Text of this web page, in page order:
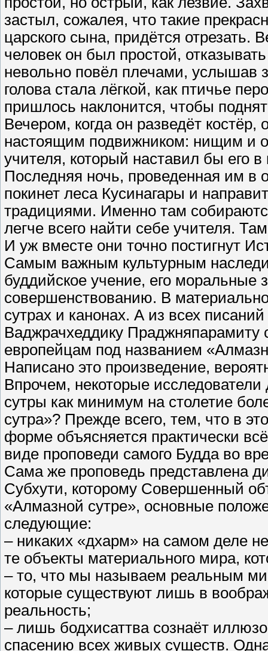
застыл, сожалея, что такие
царского сына, придётся
человек он был простой,
невольно повёл плечами, услышав
голова стала лёгкой, как птичье
пришлось наклонится, чтобы
Вечером, когда он разведёт
настоящим подвижником: нищим и
учителя, который наставил бы его
Последняя ночь, проведенная им в
покинет леса Кусинагары и
традициями. Именно там
легче всего найти себе учителя.
И уж вместе они точно постигнут
Самым важным культурным
буддийское учение, его моральные
совершенствованию. В
сутрах и канонах. А из всех
Ваджрачхеддику Праджняпарамиту
европейцам под названием
Написано это произведение,
Впрочем, некоторые
сутры как минимум на столетие
сутра»? Прежде всего, тем, что в
форме объясняется практически
виде проповеди самого Будда во
Сама же проповедь представлена
Субхути, которому Совершенный
«Алмазной сутре», основные
следующие:
– никаких «дхарм» на самом деле
те объекты материального мира,
– то, что мы называем реальным
которые существуют лишь в
реальность;
– лишь бодхисаттва сознаёт
спасению всех живых существ.